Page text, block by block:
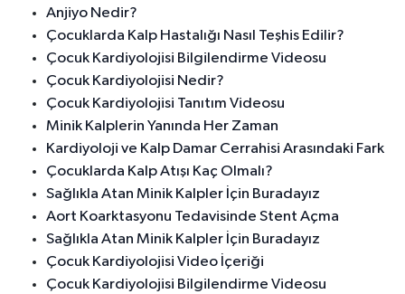
Anjiyo Nedir?
Çocuklarda Kalp Hastalığı Nasıl Teşhis Edilir?
Çocuk Kardiyolojisi Bilgilendirme Videosu
Çocuk Kardiyolojisi Nedir?
Çocuk Kardiyolojisi Tanıtım Videosu
Minik Kalplerin Yanında Her Zaman
Kardiyoloji ve Kalp Damar Cerrahisi Arasındaki Fark
Çocuklarda Kalp Atışı Kaç Olmalı?
Sağlıkla Atan Minik Kalpler İçin Buradayız
Aort Koarktasyonu Tedavisinde Stent Açma
Sağlıkla Atan Minik Kalpler İçin Buradayız
Çocuk Kardiyolojisi Video İçeriği
Çocuk Kardiyolojisi Bilgilendirme Videosu